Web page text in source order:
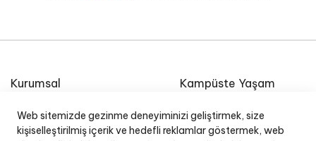
Web sitemizde gezinme deneyiminizi geliştirmek, size
kişiselleştirilmiş içerik ve hedefli reklamlar göstermek, web
Kurumsal
E-Posta
Kampüste Yaşam
Radyosu